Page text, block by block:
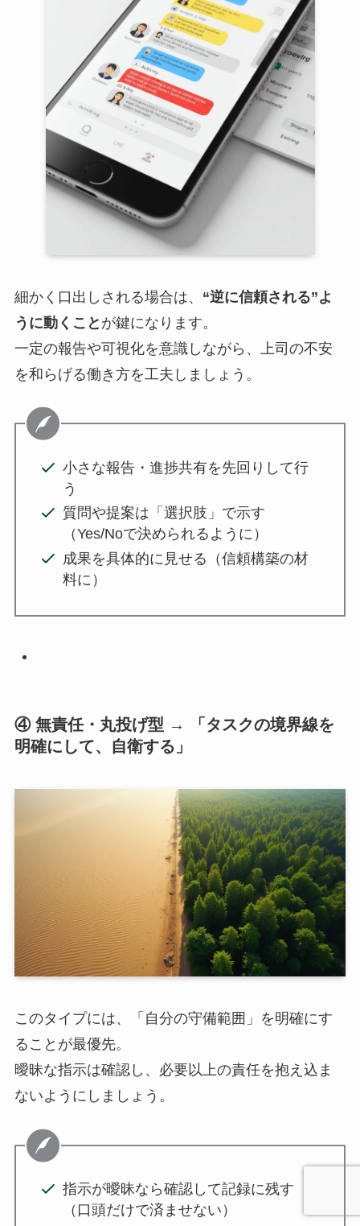
細かく口出しされる場合は、 “逆に信頼される”よ
うに動くこと が鍵になります。
一定の報告や可視化を意識しながら、上司の不安
を和らげる働き方を工夫しましょう。
小さな報告・進捗共有を先回りして行
う
質問や提案は「選択肢」で示す
（Yes/Noで決められるように）
成果を具体的に見せる（信頼構築の材
料に）
④ 無責任・丸投げ型 → 「タスクの境界線を
明確にして、自衛する」
このタイプには、「自分の守備範囲」を明確にす
ることが最優先。
曖昧な指示は確認し、必要以上の責任を抱え込ま
ないようにしましょう。
指示が曖昧なら確認して記録に残す
（口頭だけで済ませない）